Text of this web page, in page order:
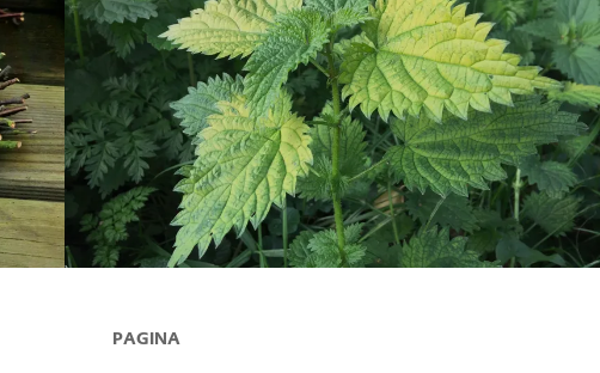
PAGINA